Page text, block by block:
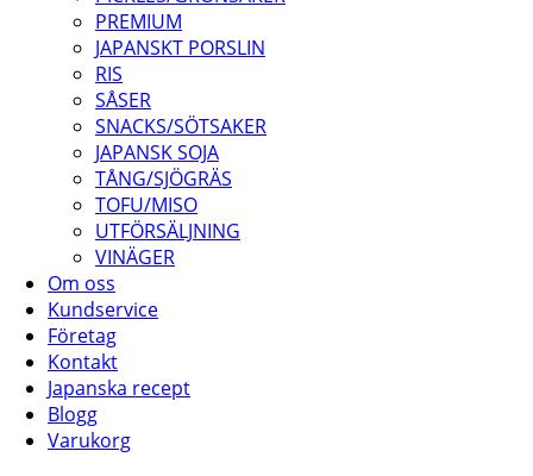
PREMIUM
JAPANSKT PORSLIN
RIS
SÅSER
SNACKS/SÖTSAKER
JAPANSK SOJA
TÅNG/SJÖGRÄS
TOFU/MISO
UTFÖRSÄLJNING
VINÄGER
Om oss
Kundservice
Företag
Kontakt
Japanska recept
Blogg
Varukorg